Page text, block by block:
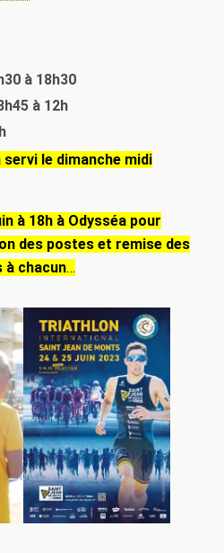
à 18h30
à 12h
le dimanche midi
à 18h à Odysséa pour
des postes et remise des
à chacun…